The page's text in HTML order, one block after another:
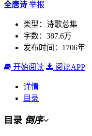
全唐诗 举报
类型：诗歌总集
字数：387.6万
发布时间：1706年
开始阅读 阅读APP
详情
目录
目录 倒序